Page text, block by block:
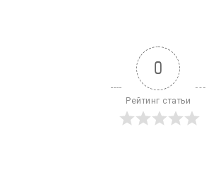
0
Рейтинг статьи